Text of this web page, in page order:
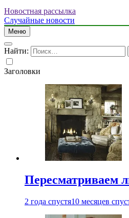
Новостная рассылка
Случайные новости
Меню
Найти:
Заголовки
Пересматриваем
2 года спустя10 месяцев